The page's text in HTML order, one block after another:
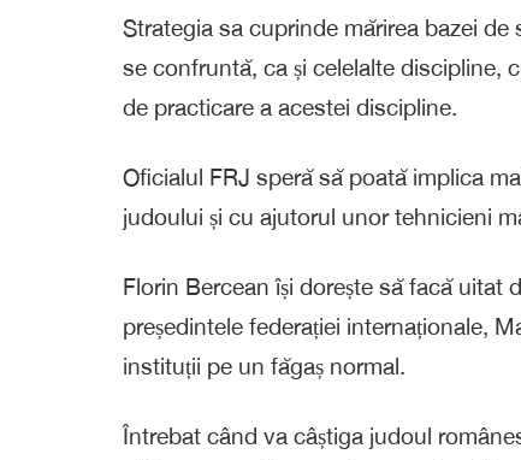
Strategia sa cuprinde mărirea bazei
se confruntă, ca și celelalte discipline,
de practicare a acestei discipline.
Oficialul FRJ speră să poată implica
judoului și cu ajutorul unor tehnicieni
Florin Bercean își dorește să facă uitat
președintele federației internaționale,
instituții pe un făgaș normal.
Întrebat când va câștiga judoul